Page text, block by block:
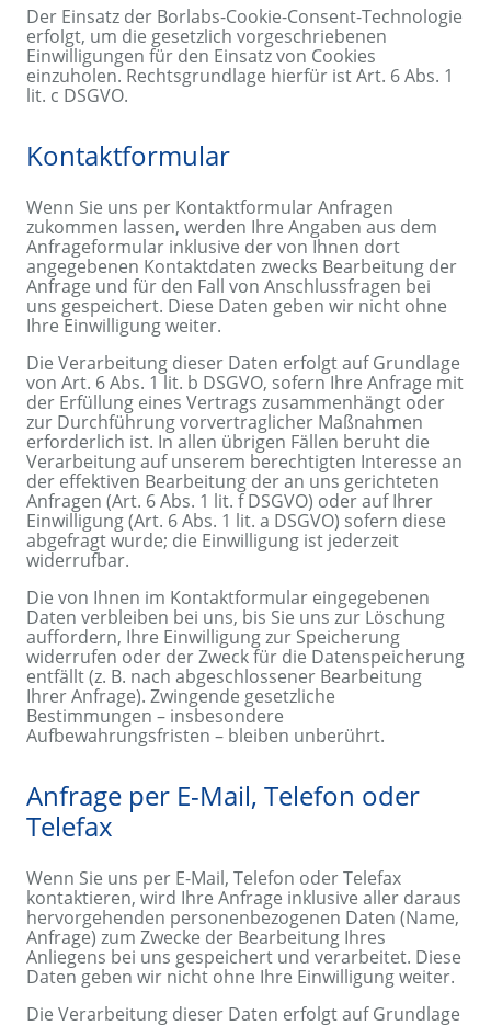
Der Einsatz der Borlabs-Cookie-Consent-Technologie
erfolgt, um die gesetzlich vorgeschriebenen
Einwilligungen für den Einsatz von Cookies
einzuholen. Rechtsgrundlage hierfür ist Art. 6 Abs. 1
lit. c DSGVO.
Kontaktformular
Wenn Sie uns per Kontaktformular Anfragen
zukommen lassen, werden Ihre Angaben aus dem
Anfrageformular inklusive der von Ihnen dort
angegebenen Kontaktdaten zwecks Bearbeitung der
Anfrage und für den Fall von Anschlussfragen bei
uns gespeichert. Diese Daten geben wir nicht ohne
Ihre Einwilligung weiter.
Die Verarbeitung dieser Daten erfolgt auf Grundlage
von Art. 6 Abs. 1 lit. b DSGVO, sofern Ihre Anfrage mit
der Erfüllung eines Vertrags zusammenhängt oder
zur Durchführung vorvertraglicher Maßnahmen
erforderlich ist. In allen übrigen Fällen beruht die
Verarbeitung auf unserem berechtigten Interesse an
der effektiven Bearbeitung der an uns gerichteten
Anfragen (Art. 6 Abs. 1 lit. f DSGVO) oder auf Ihrer
Einwilligung (Art. 6 Abs. 1 lit. a DSGVO) sofern diese
abgefragt wurde; die Einwilligung ist jederzeit
widerrufbar.
Die von Ihnen im Kontaktformular eingegebenen
Daten verbleiben bei uns, bis Sie uns zur Löschung
auffordern, Ihre Einwilligung zur Speicherung
widerrufen oder der Zweck für die Datenspeicherung
entfällt (z. B. nach abgeschlossener Bearbeitung
Ihrer Anfrage). Zwingende gesetzliche
Bestimmungen – insbesondere
Aufbewahrungsfristen – bleiben unberührt.
Anfrage per E-Mail, Telefon oder
Telefax
Wenn Sie uns per E-Mail, Telefon oder Telefax
kontaktieren, wird Ihre Anfrage inklusive aller daraus
hervorgehenden personenbezogenen Daten (Name,
Anfrage) zum Zwecke der Bearbeitung Ihres
Anliegens bei uns gespeichert und verarbeitet. Diese
Daten geben wir nicht ohne Ihre Einwilligung weiter.
Die Verarbeitung dieser Daten erfolgt auf Grundlage